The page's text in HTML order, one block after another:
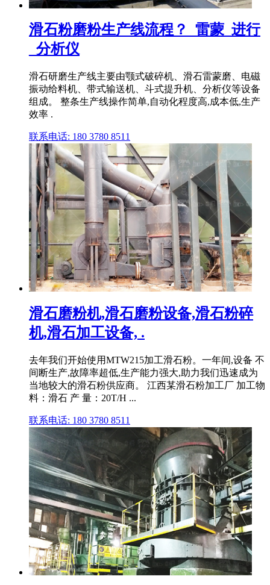
滑石粉磨粉生产线流程？_雷蒙_进行
_分析仪
滑石研磨生产线主要由颚式破碎机、滑石雷蒙磨、电磁
振动给料机、带式输送机、斗式提升机、分析仪等设备
组成。 整条生产线操作简单,自动化程度高,成本低,生产
效率 .
联系电话: 180 3780 8511
滑石磨粉机,滑石磨粉设备,滑石粉碎
机,滑石加工设备, .
去年我们开始使用MTW215加工滑石粉。一年间,设备 不
间断生产,故障率超低,生产能力强大,助力我们迅速成为
当地较大的滑石粉供应商。 江西某滑石粉加工厂 加工物
料：滑石 产 量：20T/H ...
联系电话: 180 3780 8511